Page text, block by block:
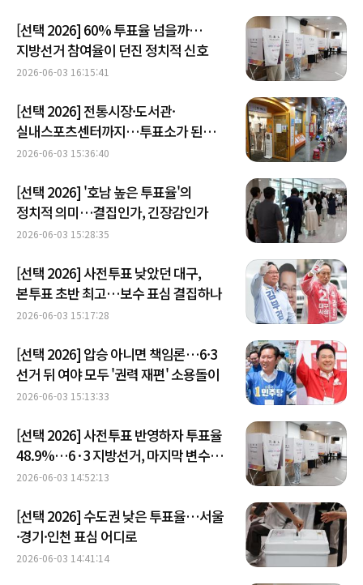
[선택 2026] 60% 투표율 넘을까…
지방선거 참여율이 던진 정치적 신호
2026-06-03 16:15:41
[선택 2026] 전통시장·도서관·
실내스포츠센터까지…투표소가 된
일상의 공간들
2026-06-03 15:36:40
[선택 2026] '호남 높은 투표율'의
정치적 의미…결집인가, 긴장감인가
2026-06-03 15:28:35
[선택 2026] 사전투표 낮았던 대구,
본투표 초반 최고…보수 표심 결집하나
2026-06-03 15:17:28
[선택 2026] 압승 아니면 책임론…6·3
선거 뒤 여야 모두 '권력 재편' 소용돌이
2026-06-03 15:13:33
[선택 2026] 사전투표 반영하자 투표율
48.9%…6·3 지방선거, 마지막 변수는
'본투표층'
2026-06-03 14:52:13
[선택 2026] 수도권 낮은 투표율…서울
·경기·인천 표심 어디로
2026-06-03 14:41:14